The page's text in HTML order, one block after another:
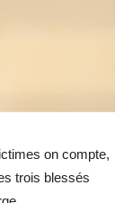
on compte,
trois blessés